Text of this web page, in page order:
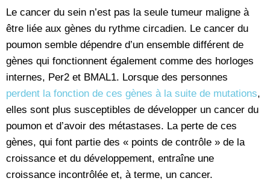
Le cancer du sein n’est pas la seule tumeur maligne à
être liée aux gènes du rythme circadien. Le cancer du
poumon semble dépendre d’un ensemble différent de
gènes qui fonctionnent également comme des horloges
internes, Per2 et BMAL1. Lorsque des personnes
perdent la fonction de ces gènes à la suite de mutations,
elles sont plus susceptibles de développer un cancer du
poumon et d’avoir des métastases. La perte de ces
gènes, qui font partie des « points de contrôle » de la
croissance et du développement, entraîne une
croissance incontrôlée et, à terme, un cancer.